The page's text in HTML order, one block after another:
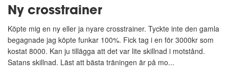
Ny crosstrainer
Köpte mig en ny eller ja nyare crosstrainer. Tyckte inte den gamla
begagnade jag köpte funkar 100%. Fick tag i en för 3000kr som
kostat 8000. Kan ju tillägga att det var lite skillnad i motstånd.
Satans skillnad. Läst att bästa träningen är på mo...